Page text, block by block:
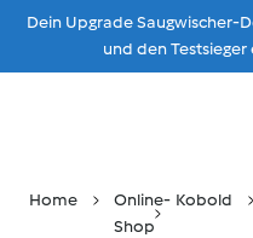
Zum
Dein Upgrade Saugwischer-
und den Testsieger
Home
Online-
Shop
Kobold